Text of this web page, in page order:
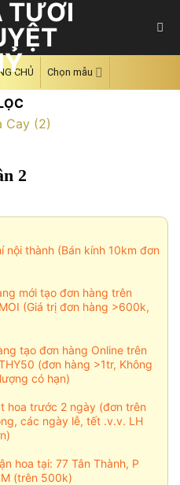
CHỦ Chọn mẫu
2
₫.
nội thành (Bán kính 10km đơn
mới tạo đơn hàng trên
(Giá trị đơn hàng >600k,
tạo đơn hàng Online trên
(đơn hàng >1tr, Không
có hạn)
hoa trước 2 ngày (đơn trên
các ngày lễ, tết .v.v. LH
hoa tại: 77 Tân Thành, P
(trên 500k)